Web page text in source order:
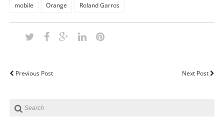
mobile Orange Roland Garros
Previous Post Next Post